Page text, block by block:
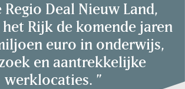
Regio Deal Nieuw Land,
Rijk de komende jaren
euro in onderwijs,
en aantrekkelijke
werklocaties. ”